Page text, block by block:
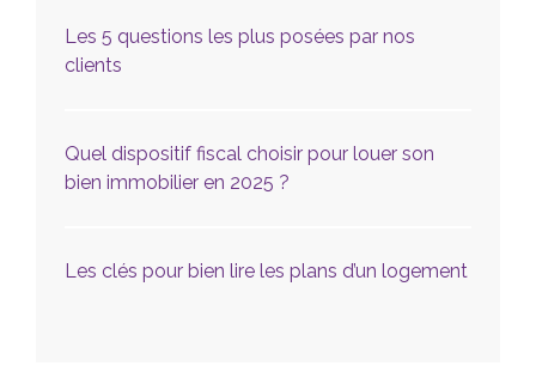
Les 5 questions les plus posées par nos
clients
Quel dispositif fiscal choisir pour louer son
bien immobilier en 2025 ?
Les clés pour bien lire les plans d’un logement